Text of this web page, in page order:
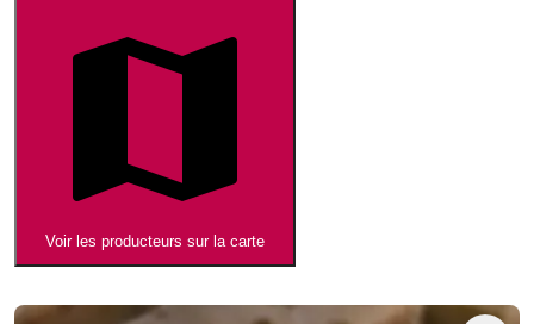
Voir les producteurs sur la carte